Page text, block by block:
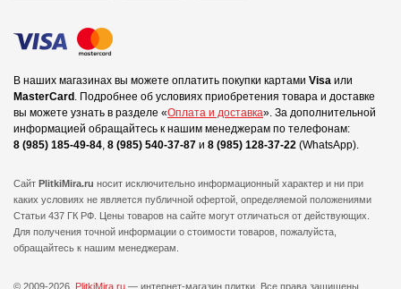
В наших магазинах вы можете оплатить покупки картами Visa или
MasterCard . Подробнее об условиях приобретения товара и доставке
вы можете узнать в разделе «Оплата и доставка». За дополнительной
информацией обращайтесь к нашим менеджерам по телефонам:
8 (985) 185-49-84, 8 (985) 540-37-87 и 8 (985) 128-37-22 (WhatsApp).
Сайт PlitkiMira.ru носит исключительно информационный характер и ни при
каких условиях не является публичной офертой, определяемой положениями
Статьи 437 ГК РФ. Цены товаров на сайте могут отличаться от действующих.
Для получения точной информации о стоимости товаров, пожалуйста,
обращайтесь к нашим менеджерам.
© 2009-2026. PlitkiMira.ru — интернет-магазин плитки. Все права защищены.